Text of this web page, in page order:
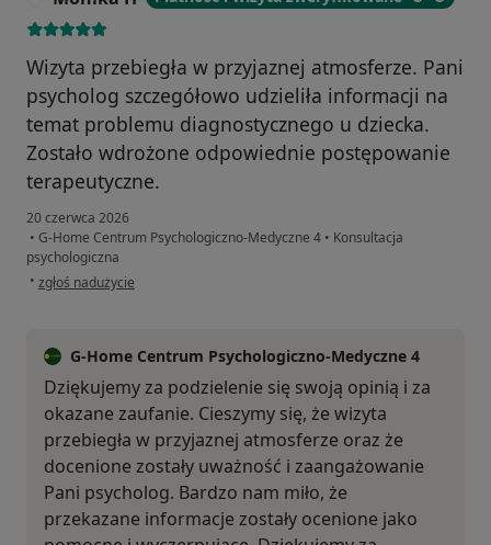
Wizyta przebiegła w przyjaznej atmosferze. Pani
psycholog szczegółowo udzieliła informacji na
temat problemu diagnostycznego u dziecka.
Zostało wdrożone odpowiednie postępowanie
terapeutyczne.
20 czerwca 2026
• G-Home Centrum Psychologiczno-Medyczne 4 • Konsultacja
psychologiczna
• w opinii użytkownika Monika H
zgłoś nadużycie
G-Home Centrum Psychologiczno-Medyczne 4
Dziękujemy za podzielenie się swoją opinią i za
okazane zaufanie. Cieszymy się, że wizyta
przebiegła w przyjaznej atmosferze oraz że
docenione zostały uważność i zaangażowanie
Pani psycholog. Bardzo nam miło, że
przekazane informacje zostały ocenione jako